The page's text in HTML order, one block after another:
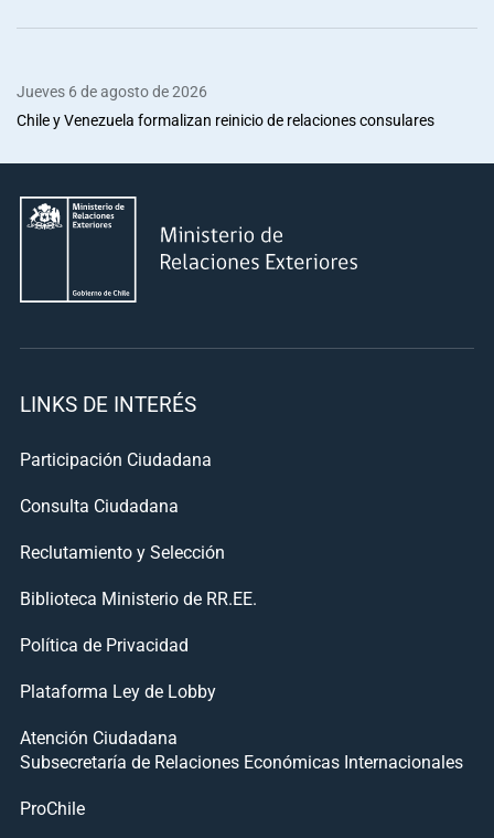
Jueves 6 de agosto de 2026
Chile y Venezuela formalizan reinicio de relaciones consulares
LINKS DE INTERÉS
Participación Ciudadana
Consulta Ciudadana
Reclutamiento y Selección
Biblioteca Ministerio de RR.EE.
Política de Privacidad
Plataforma Ley de Lobby
Atención Ciudadana
Subsecretaría de Relaciones Económicas Internacionales
ProChile